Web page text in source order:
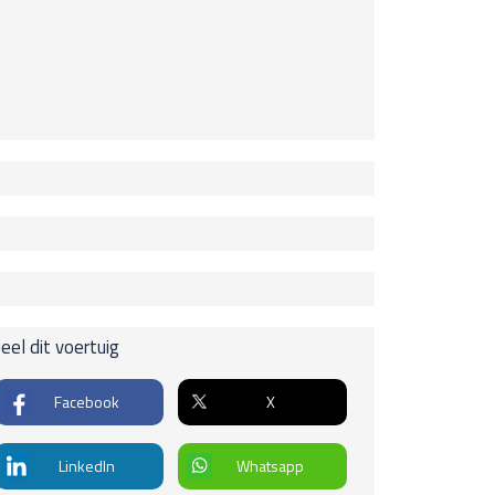
achter
voor
snelheidsafhankelijk
geremd
dit voertuig
Facebook X
LinkedIn Whatsapp